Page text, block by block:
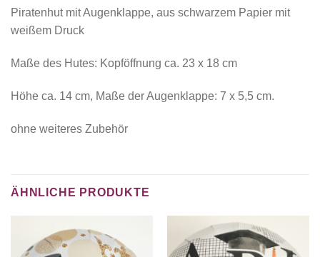
Piratenhut mit Augenklappe, aus schwarzem Papier mit
weißem Druck
Maße des Hutes: Kopföffnung ca. 23 x 18 cm
Höhe ca. 14 cm, Maße der Augenklappe: 7 x 5,5 cm.
ohne weiteres Zubehör
ÄHNLICHE PRODUKTE